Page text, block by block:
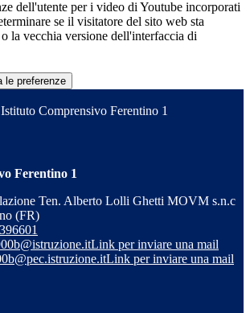
dell'utente per i video di Youtube incorporati
se il visitatore del sito web sta
la vecchia versione dell'interfaccia di
le preferenze
Istituto Comprensivo Ferentino 1
Ferentino 1
Ten. Alberto Lolli Ghetti MOVM s.n.c
(FR)
Link per inviare una mail
Link per inviare una mail